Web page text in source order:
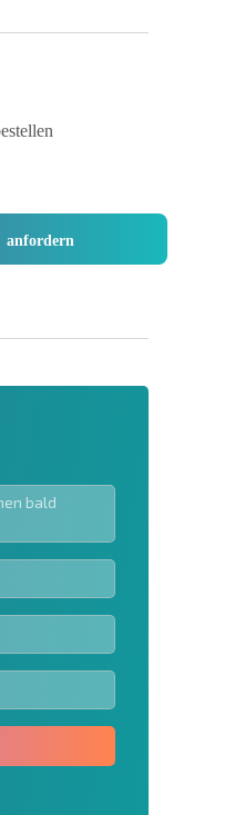
anfordern
Sie der